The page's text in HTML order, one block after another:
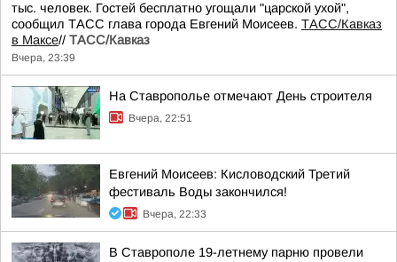
тыс. человек. Гостей бесплатно угощали "царской ухой",
сообщил ТАСС глава города Евгений Моисеев. ТАСС/Кавказ
в Максе// ТАСС/Кавказ
Вчера, 23:39
На Ставрополье отмечают День строителя
Вчера, 22:51
Евгений Моисеев: Кисловодский Третий
фестиваль Воды закончился!
Вчера, 22:33
В Ставрополе 19-летнему парню провели